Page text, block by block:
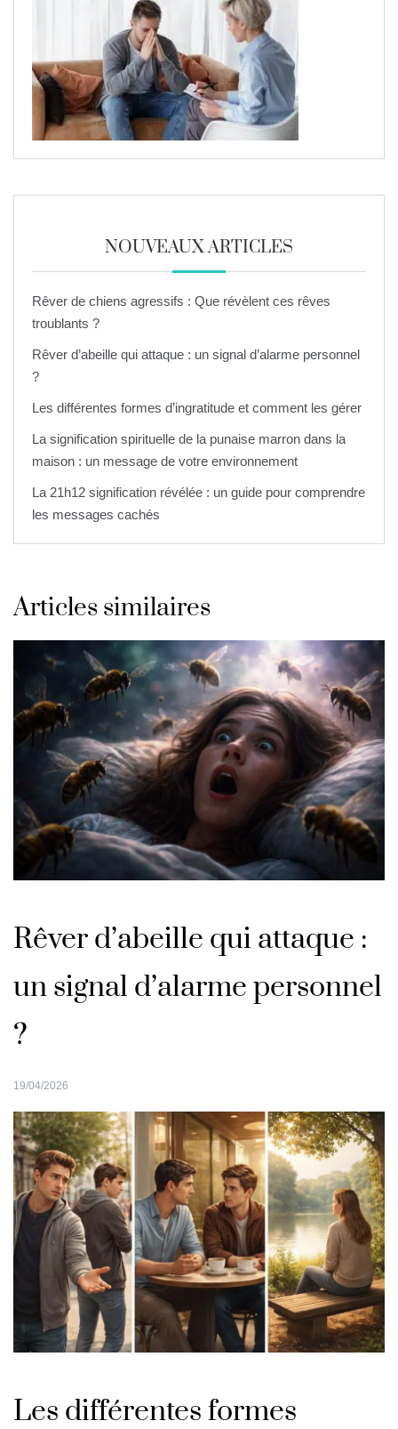
NOUVEAUX ARTICLES
Rêver de chiens agressifs : Que révèlent ces rêves
troublants ?
Rêver d’abeille qui attaque : un signal d’alarme personnel
?
Les différentes formes d’ingratitude et comment les gérer
La signification spirituelle de la punaise marron dans la
maison : un message de votre environnement
La 21h12 signification révélée : un guide pour comprendre
les messages cachés
Articles similaires
Rêver d’abeille qui attaque :
un signal d’alarme personnel
?
19/04/2026
Les différentes formes